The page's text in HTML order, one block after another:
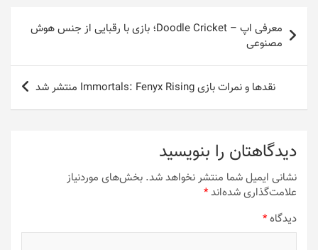
راهبری
نوشته
معرفی اپ – Doodle Cricket؛ بازی با رقبایی از جنس هوش
مصنوعی
نقدها و نمرات بازی Immortals: Fenyx Rising منتشر شد
دیدگاهتان را بنویسید
نشانی ایمیل شما منتشر نخواهد شد. بخش‌های موردنیاز
علامت‌گذاری شده‌اند*
دیدگاه*